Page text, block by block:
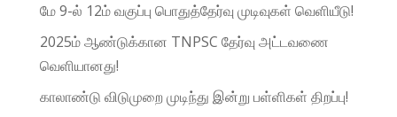
மே 9-ல் 12ம் வகுப்பு பொதுத்தேர்வு முடிவுகள் வெளியீடு!
2025ம் ஆண்டுக்கான TNPSC தேர்வு அட்டவணை
வெளியானது!
காலாண்டு விடுமுறை முடிந்து இன்று பள்ளிகள் திறப்பு!